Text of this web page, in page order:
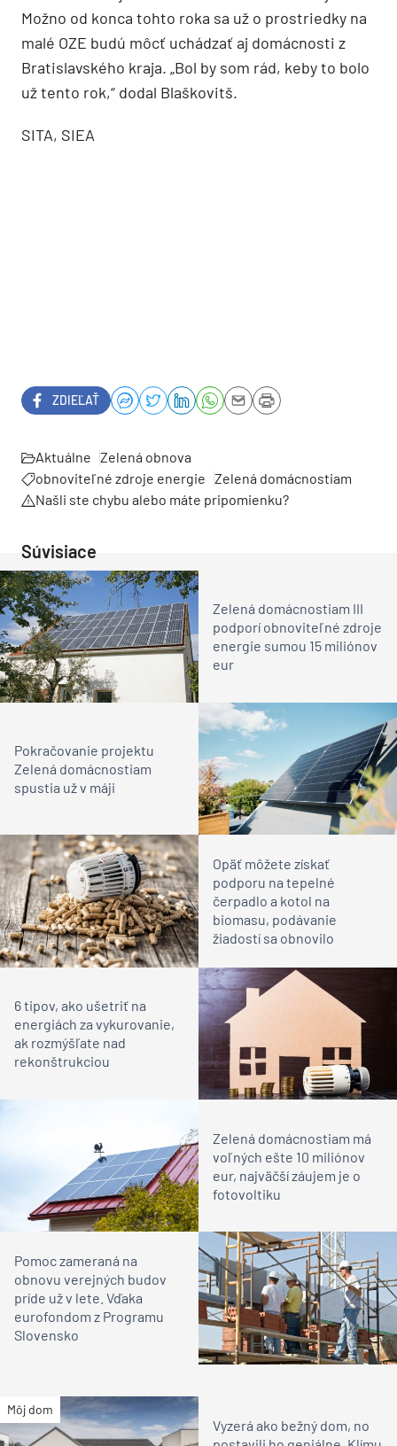
Možno od konca tohto roka sa už o prostriedky na
malé OZE budú môcť uchádzať aj domácnosti z
Bratislavského kraja. „Bol by som rád, keby to bolo
už tento rok,“ dodal Blaškovitš.
SITA, SIEA
ZDIEĽAŤ
Aktuálne Zelená obnova
obnoviteľné zdroje energie Zelená domácnostiam
Našli ste chybu alebo máte pripomienku?
Súvisiace
Zelená domácnostiam III
podporí obnoviteľné zdroje
energie sumou 15 miliónov
eur
Pokračovanie projektu
Zelená domácnostiam
spustia už v máji
Opäť môžete získať
podporu na tepelné
čerpadlo a kotol na
biomasu, podávanie
žiadostí sa obnovilo
6 tipov, ako ušetriť na
energiách za vykurovanie,
ak rozmýšľate nad
rekonštrukciou
Zelená domácnostiam má
voľných ešte 10 miliónov
eur, najväčší záujem je o
fotovoltiku
Pomoc zameraná na
obnovu verejných budov
príde už v lete. Vďaka
eurofondom z Programu
Slovensko
Môj dom
Vyzerá ako bežný dom, no